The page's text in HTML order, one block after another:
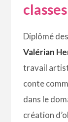
Diplômé
Valérian
travail
conte
dans le
création